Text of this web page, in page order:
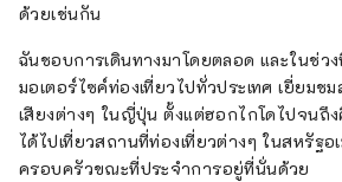
ด้วยเช่นกัน
ฉันชอบการเดินทางมาโดยตลอด และในช่ว
มอเตอร์ไซค์ท่องเที่ยวไปทั่วประเทศ เยี่ยมช
เสียงต่างๆ ในญี่ปุ่น ตั้งแต่ฮอกไกโดไปจนถึ
ได้ไปเที่ยวสถานที่ท่องเที่ยวต่างๆ ในสหรัฐอ
ครอบครัวขณะที่ประจำการอยู่ที่นั่นด้วย